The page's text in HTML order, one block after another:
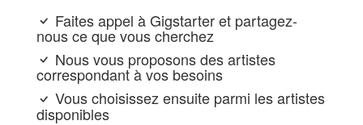
Faites appel à Gigstarter et partagez-
nous ce que vous cherchez
Nous vous proposons des artistes
correspondant à vos besoins
Vous choisissez ensuite parmi les artistes
disponibles